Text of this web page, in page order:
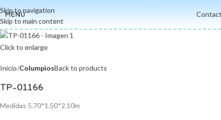
Skip to navigation
Skip to main content
MENU
Click to enlarge
Inicio ColumpiosBack to products
TP-01166
Medidas 5.70*1.50*2.10m